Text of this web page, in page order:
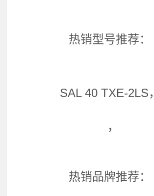
热销型号推荐：
SAL 40 TXE-2LS，
，
热销品牌推荐：